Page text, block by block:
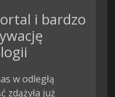
i bardzo
w odległą
zdążyła już